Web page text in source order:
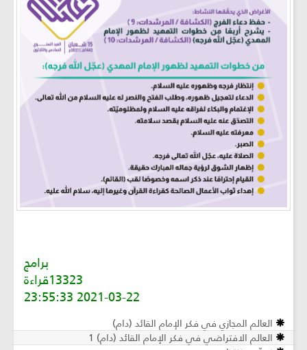
برامج
13323قراءة
2021-03-22 23:55:33
العالم المجازي في فكر الإمام القائد (دام)
العالم الافتراضي في فكر الإمام القائد (دام) 1